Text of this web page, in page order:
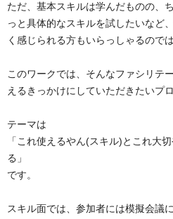
ただ、基本スキルは学んだものの、
っと具体的なスキルを試したいなど
く感じられる方もいらっしゃるので
このワークでは、そんなファシリテ
えるきっかけにしていただきたいプ
テーマは
「これ使えるやん(スキル)とこれ大
る」
です。
スキル面では、参加者には模擬会議